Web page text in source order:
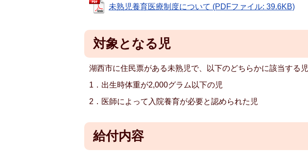
未熟児養育医療制度について (PDFファイル: 39.6KB)
対象となる児
湖西市に住民票がある未熟児で、以下のどちらかに該当する児
1．出生時体重が2,000グラム以下の児
2．医師によって入院養育が必要と認められた児
給付内容